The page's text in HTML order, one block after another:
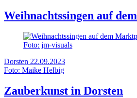
Weihnachtssingen auf
Foto: jm-visuals
Dorsten 22.09.2023
Foto: Maike Helbig
Zauberkunst in Dorsten